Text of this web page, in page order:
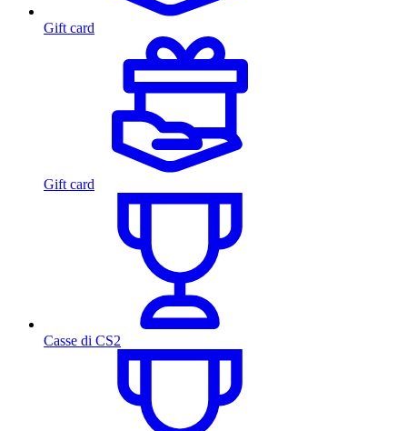
Gift card
Gift card
Casse di CS2